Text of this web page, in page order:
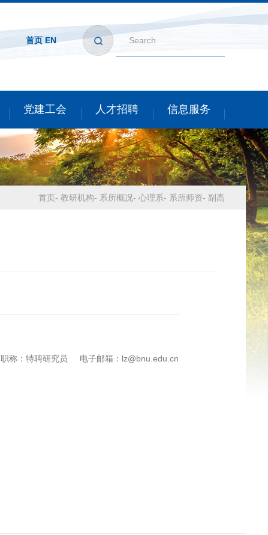
首页 EN
党建工会 人才招聘 信息服务
首页- 教研机构- 系所概况- 心理系- 系所师资- 副高
职称：特聘研究员 电子邮箱：lz@bnu.edu.cn